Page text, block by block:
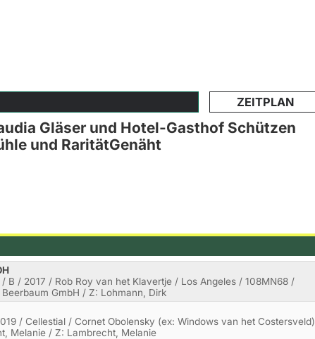
ZEITPLAN
Gläser und Hotel-Gasthof Schützen
und RaritätGenäht
/ B / 2017 / Rob Roy van het Klavertje / Los Angeles / 108MN68 /
GmbH / Z: Lohmann, Dirk
/ Cellestial / Cornet Obolensky (ex: Windows van het Costersveld)
Melanie / Z: Lambrecht, Melanie